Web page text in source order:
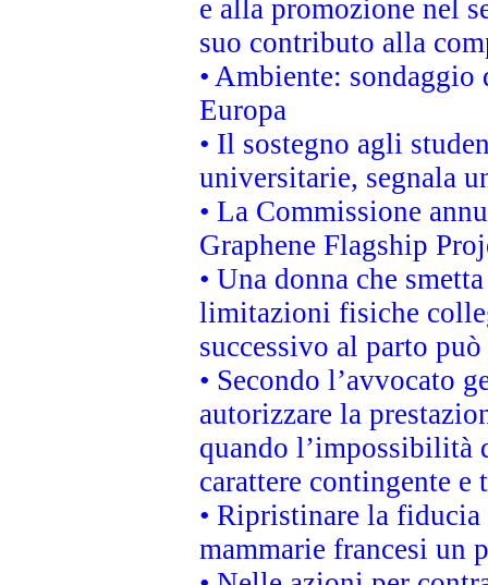
e alla promozione nel
suo contributo alla
• Ambiente:
Europa
• Il sostegno agli
universitarie, segnala
• La Commissione
Graphene Flagship
• Una donna che
limitazioni fisiche
successivo al parto
• Secondo l’avvocato
autorizzare la
quando l’impossibilità
carattere contingente
• Ripristinare la
mammarie francesi un